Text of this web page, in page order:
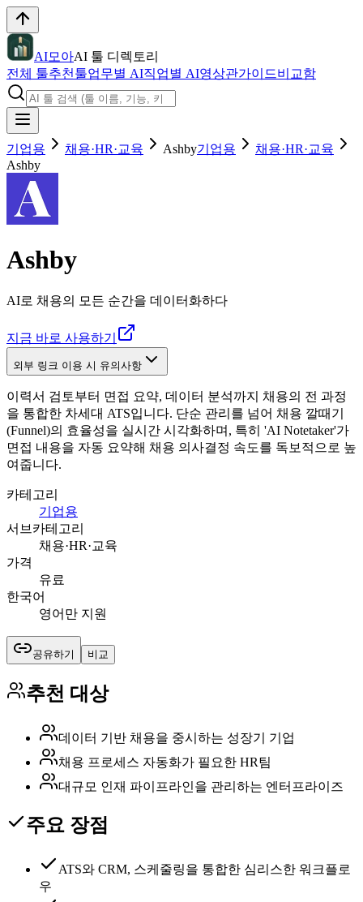
AI모아AI 툴 디렉토리
전체 툴추천툴업무별 AI직업별 AI영상관가이드비교함
기업용 채용·HR·교육 Ashby기업용
채용·HR·교육
Ashby
Ashby
AI로 채용의 모든 순간을 데이터화하다
지금 바로 사용하기
외부 링크 이용 시 유의사항
이력서 검토부터 면접 요약, 데이터 분석까지 채용의 전 과정
을 통합한 차세대 ATS입니다. 단순 관리를 넘어 채용 깔때기
(Funnel)의 효율성을 실시간 시각화하며, 특히 'AI Notetaker'가
면접 내용을 자동 요약해 채용 의사결정 속도를 독보적으로 높
여줍니다.
카테고리
기업용
서브카테고리
채용·HR·교육
가격
유료
한국어
영어만 지원
공유하기 비교
추천 대상
데이터 기반 채용을 중시하는 성장기 기업
채용 프로세스 자동화가 필요한 HR팀
대규모 인재 파이프라인을 관리하는 엔터프라이즈
주요 장점
ATS와 CRM, 스케줄링을 통합한 심리스한 워크플로
우